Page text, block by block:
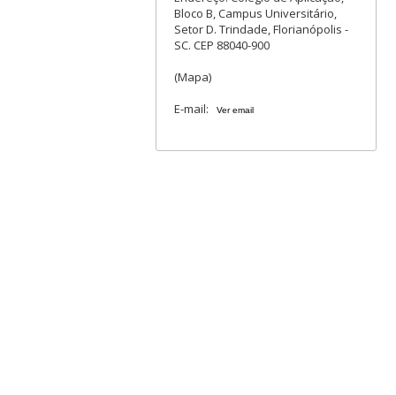
Bloco B, Campus Universitário,
Setor D. Trindade, Florianópolis -
SC. CEP 88040-900
(Mapa)
E-mail:
Ver email